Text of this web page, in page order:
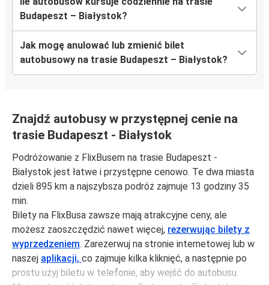
Budapeszt – Białystok?
Jak mogę anulować lub zmienić bilet
autobusowy na trasie Budapeszt – Białystok?
Znajdź autobusy w przystępnej cenie na
trasie Budapeszt - Białystok
Podróżowanie z FlixBusem na trasie Budapeszt -
Białystok jest łatwe i przystępne cenowo. Te dwa miasta
dzieli 895 km a najszybsza podróż zajmuje 13 godziny 35
min.
Bilety na FlixBusa zawsze mają atrakcyjne ceny, ale
możesz zaoszczędzić nawet więcej, rezerwując bilety z
wyprzedzeniem. Zarezerwuj na stronie internetowej lub w
naszej aplikacji, co zajmuje kilka kliknięć, a następnie po
prostu użyj biletu w telefonie, aby wejść do autobusu.